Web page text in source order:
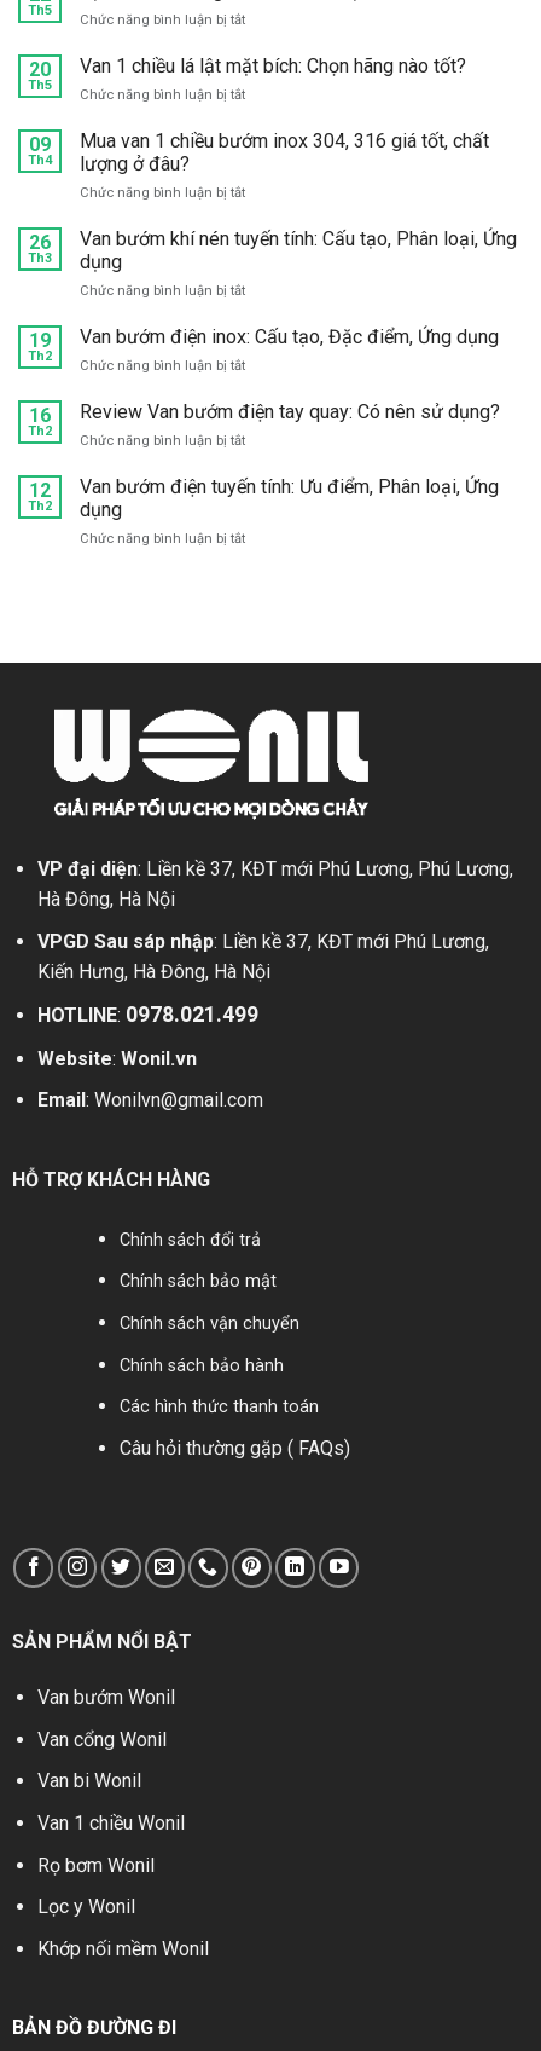
Th5
Chức năng bình luận bị tắtở
sao
nên
dùng
1
20
Th5
Van 1 chiều lá lật mặt bích: Chọn hãng nào tốt?
Chức năng bình luận bị tắtở
1
lật
bích:
nào
09
Th4
Mua van 1 chiều bướm inox 304, 316 giá tốt, chất
lượng ở đâu?
Chức năng bình luận bị tắtở
van
1
bướm
304,
chất
lượng
đâu?
26
Th3
Van bướm khí nén tuyến tính: Cấu tạo, Phân loại, Ứng
dụng
Chức năng bình luận bị tắtở
bướm
nén
tính:
Phân
loại,
dụng
19
Th2
Van bướm điện inox: Cấu tạo, Đặc điểm, Ứng dụng
Chức năng bình luận bị tắtở
bướm
điện
inox:
tạo,
16
Th2
Review Van bướm điện tay quay: Có nên sử dụng?
Chức năng bình luận bị tắtở
Van
tay
12
Th2
Van bướm điện tuyến tính: Ưu điểm, Phân loại, Ứng
dụng
Chức năng bình luận bị tắtở
Ưu
loại,
VP đại diện: Liền kề 37, KĐT mới Phú Lương, Phú Lương,
Hà Đông, Hà Nội
VPGD Sau sáp nhập: Liền kề 37, KĐT mới Phú Lương,
Kiến Hưng, Hà Đông, Hà Nội
HOTLINE: 0978.021.499
Website: Wonil.vn
Email : Wonilvn@gmail.com
HỖ TRỢ KHÁCH HÀNG
Chính sách đổi trả
Chính sách bảo mật
Chính sách vận chuyển
Chính sách bảo hành
Các hình thức thanh toán
Câu hỏi thường gặp ( FAQs)
SẢN PHẨM NỔI BẬT
Van bướm Wonil
Van cổng Wonil
Van bi Wonil
Van 1 chiều Wonil
Rọ bơm Wonil
Lọc y Wonil
Khớp nối mềm Wonil
BẢN ĐỒ ĐƯỜNG ĐI